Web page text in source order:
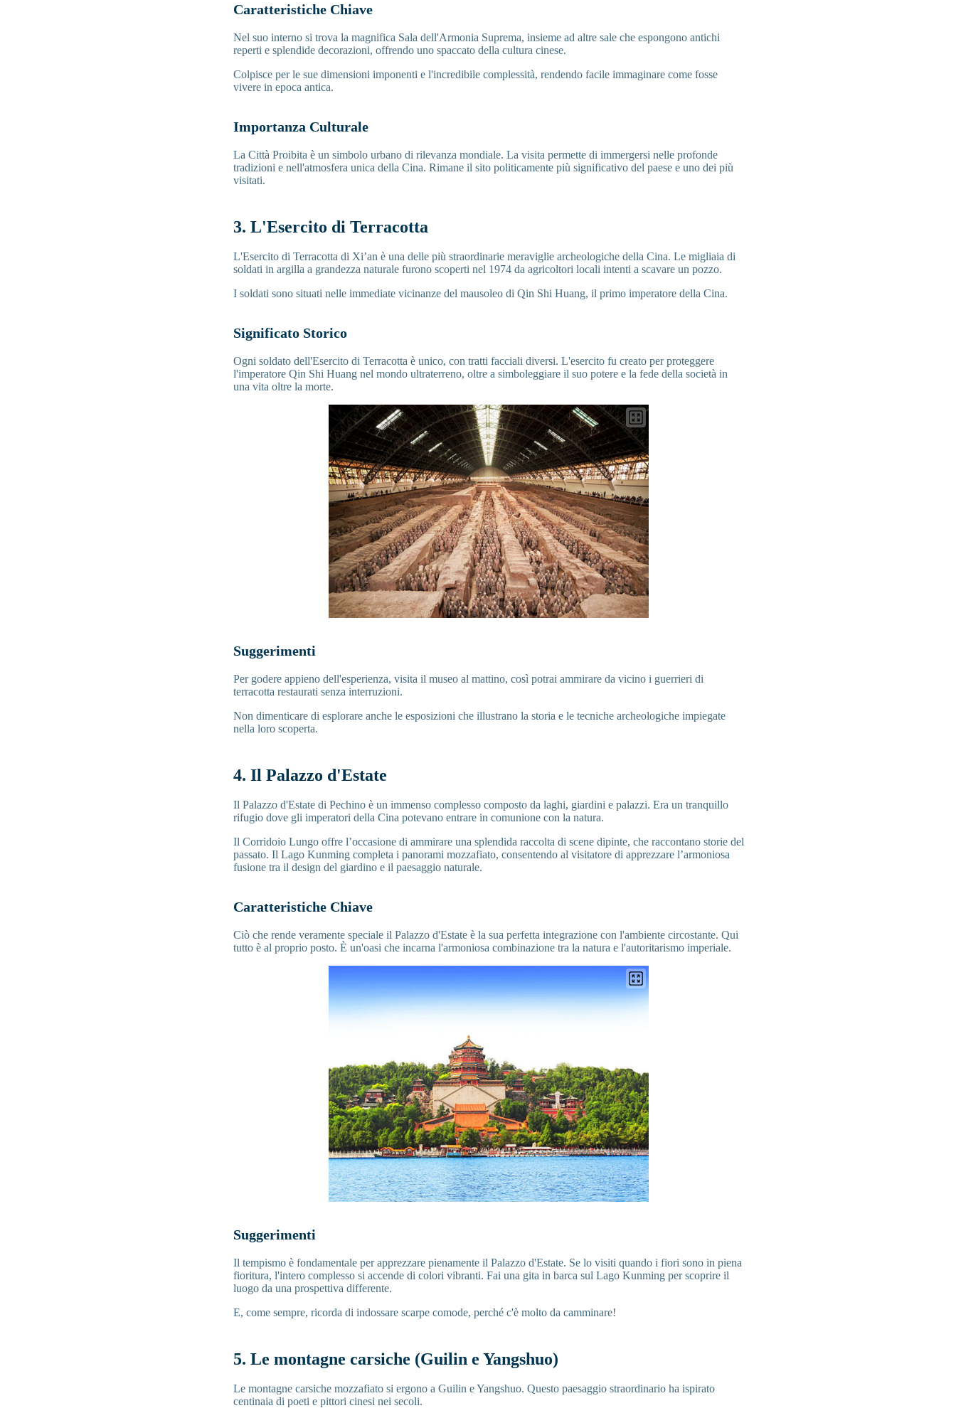
Caratteristiche Chiave
Nel suo interno si trova la magnifica Sala dell'Armonia Suprema, insieme ad altre sale che espongono antichi
reperti e splendide decorazioni, offrendo uno spaccato della cultura cinese.
Colpisce per le sue dimensioni imponenti e l'incredibile complessità, rendendo facile immaginare come fosse
vivere in epoca antica.
Importanza Culturale
La Città Proibita è un simbolo urbano di rilevanza mondiale. La visita permette di immergersi nelle profonde
tradizioni e nell'atmosfera unica della Cina. Rimane il sito politicamente più significativo del paese e uno dei più
visitati.
3. L'Esercito di Terracotta
L'Esercito di Terracotta di Xi’an è una delle più straordinarie meraviglie archeologiche della Cina. Le migliaia di
soldati in argilla a grandezza naturale furono scoperti nel 1974 da agricoltori locali intenti a scavare un pozzo.
I soldati sono situati nelle immediate vicinanze del mausoleo di Qin Shi Huang, il primo imperatore della Cina.
Significato Storico
Ogni soldato dell'Esercito di Terracotta è unico, con tratti facciali diversi. L'esercito fu creato per proteggere
l'imperatore Qin Shi Huang nel mondo ultraterreno, oltre a simboleggiare il suo potere e la fede della società in
una vita oltre la morte.
Suggerimenti
Per godere appieno dell'esperienza, visita il museo al mattino, così potrai ammirare da vicino i guerrieri di
terracotta restaurati senza interruzioni.
Non dimenticare di esplorare anche le esposizioni che illustrano la storia e le tecniche archeologiche impiegate
nella loro scoperta.
4. Il Palazzo d'Estate
Il Palazzo d'Estate di Pechino è un immenso complesso composto da laghi, giardini e palazzi. Era un tranquillo
rifugio dove gli imperatori della Cina potevano entrare in comunione con la natura.
Il Corridoio Lungo offre l’occasione di ammirare una splendida raccolta di scene dipinte, che raccontano storie del
passato. Il Lago Kunming completa i panorami mozzafiato, consentendo al visitatore di apprezzare l’armoniosa
fusione tra il design del giardino e il paesaggio naturale.
Caratteristiche Chiave
Ciò che rende veramente speciale il Palazzo d'Estate è la sua perfetta integrazione con l'ambiente circostante. Qui
tutto è al proprio posto. È un'oasi che incarna l'armoniosa combinazione tra la natura e l'autoritarismo imperiale.
Suggerimenti
Il tempismo è fondamentale per apprezzare pienamente il Palazzo d'Estate. Se lo visiti quando i fiori sono in piena
fioritura, l'intero complesso si accende di colori vibranti. Fai una gita in barca sul Lago Kunming per scoprire il
luogo da una prospettiva differente.
E, come sempre, ricorda di indossare scarpe comode, perché c'è molto da camminare!
5. Le montagne carsiche (Guilin e Yangshuo)
Le montagne carsiche mozzafiato si ergono a Guilin e Yangshuo. Questo paesaggio straordinario ha ispirato
centinaia di poeti e pittori cinesi nei secoli.